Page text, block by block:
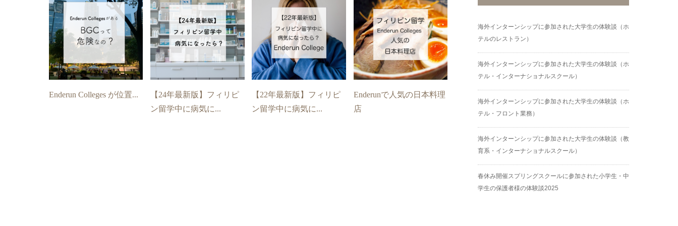
Enderun Colleges が位置...
【24年最新版】フィリピ
ン留学中に病気に...
【22年最新版】フィリピ
ン留学中に病気に...
Enderunで人気の日本料理
店
海外インターンシップに参加された大学生の体験談（ホ
テルのレストラン）
海外インターンシップに参加された大学生の体験談（ホ
テル・インターナショナルスクール）
海外インターンシップに参加された大学生の体験談（ホ
テル・フロント業務）
海外インターンシップに参加された大学生の体験談（教
育系・インターナショナルスクール）
春休み開催スプリングスクールに参加された小学生・中
学生の保護者様の体験談2025